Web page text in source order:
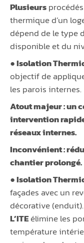
Plusieurs
thermique d’un
dépend de le type
disponible et du
● Isolation
objectif de
les parois internes.
Atout majeur :un
intervention
réseaux internes.
Inconvénient :
chantier prolongé.
● Isolation
façades avec un
décorative (enduit).
L’ITEélimine les
température